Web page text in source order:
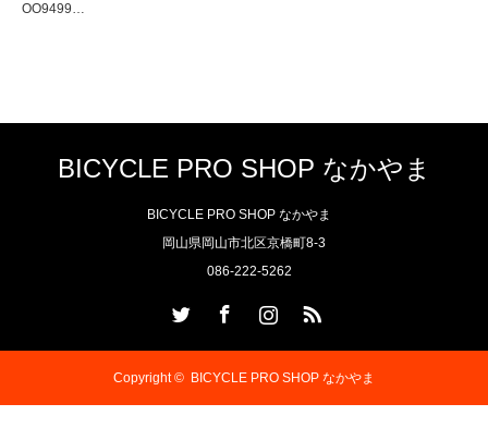
OO9499…
BICYCLE PRO SHOP なかやま
BICYCLE PRO SHOP なかやま
岡山県岡山市北区京橋町8-3
086-222-5262
InstagramRSS
Copyright © BICYCLE PRO SHOP なかやま